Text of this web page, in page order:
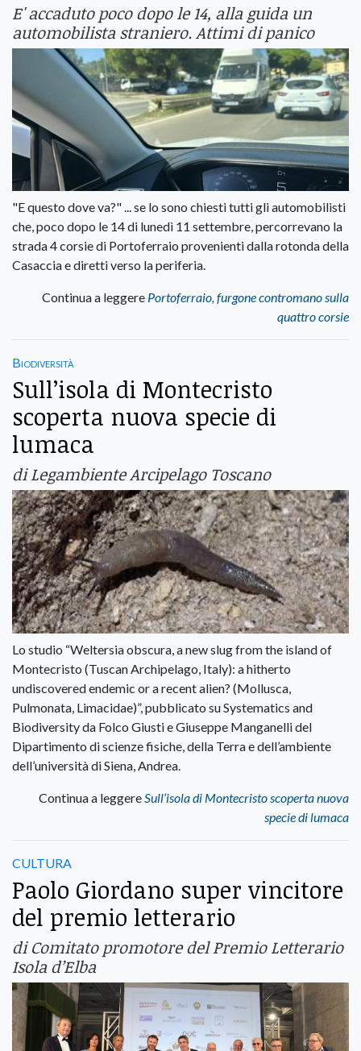
E' accaduto poco dopo le 14, alla guida un
automobilista straniero. Attimi di panico
"E questo dove va?" ... se lo sono chiesti tutti gli automobilisti
che, poco dopo le 14 di lunedì 11 settembre, percorrevano la
strada 4 corsie di Portoferraio provenienti dalla rotonda della
Casaccia e diretti verso la periferia.
Continua a leggere Portoferraio, furgone contromano sulla
quattro corsie
Biodiversità
Sull’isola di Montecristo
scoperta nuova specie di
lumaca
di Legambiente Arcipelago Toscano
Lo studio “Weltersia obscura, a new slug from the island of
Montecristo (Tuscan Archipelago, Italy): a hitherto
undiscovered endemic or a recent alien? (Mollusca,
Pulmonata, Limacidae)”, pubblicato su Systematics and
Biodiversity da Folco Giusti e Giuseppe Manganelli del
Dipartimento di scienze fisiche, della Terra e dell’ambiente
dell’università di Siena, Andrea.
Continua a leggere Sull’isola di Montecristo scoperta nuova
specie di lumaca
CULTURA
Paolo Giordano super vincitore
del premio letterario
di Comitato promotore del Premio Letterario
Isola d’Elba